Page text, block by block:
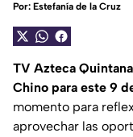
Por: Estefanía de la Cruz
TV Azteca
Chino para este 9
momento para
aprovechar las